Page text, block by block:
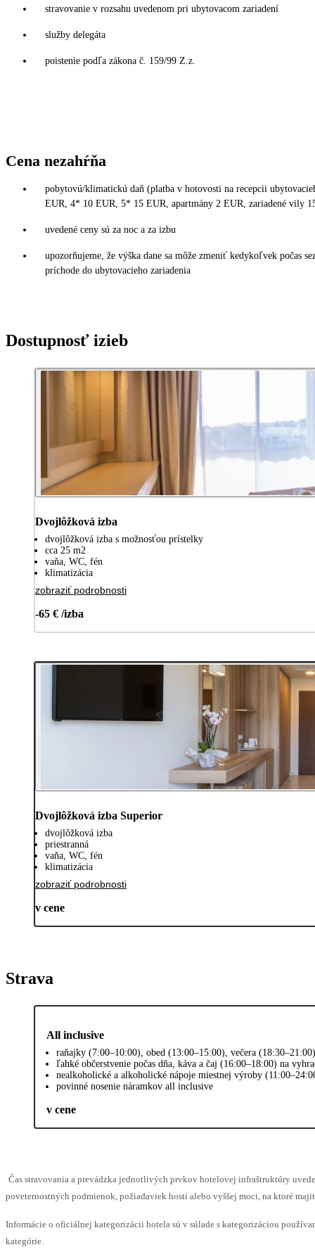
stravovanie v rozsahu uvedenom pri ubytovacom zariadení
služby delegáta
poistenie podľa zákona č. 159/99 Z.z.
Cena nezahŕňa
pobytovú/klimatickú daň (platba v hotovosti na recepcii
EUR, 4* 10 EUR, 5* 15 EUR, apartmány 2 EUR, zariadené vily
uvedené ceny sú za noc a za izbu
upozorňujeme, že výška dane sa môže zmeniť kedykoľvek počas
príchode do ubytovacieho zariadenia
Dostupnosť izieb
Dvojlôžková izba
dvojlôžková izba s možnosťou prístelky
cca 25 m2
vaňa, WC, fén
klimatizácia
zobraziť podrobnosti
-65 € /izba
Dvojlôžková izba Superior
dvojlôžková izba
priestranná
vaňa, WC, fén
klimatizácia
zobraziť podrobnosti
v cene
Strava
All inclusive
raňajky (7:00–10:00), obed (13:00–15:00), večera
ľahké občerstvenie počas dňa, káva a čaj (16:00–18:00) na
nealkoholické a alkoholické nápoje miestnej výroby
povinné nosenie náramkov all inclusive
v cene
Čas stravovania a prevádzka jednotlivých prvkov hotelovej infraštruktúry
poveternostných podmienok, požiadaviek hostí alebo vyššej moci, na ktoré
Informácie o oficiálnej kategorizácii hotela sú v súlade s kategorizáciou
kategórie.